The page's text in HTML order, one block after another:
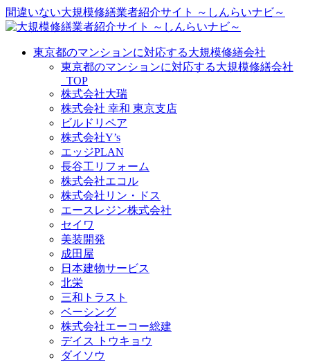
間違いない大規模修繕業者紹介サイト ～しんらいナビ～
東京都のマンションに対応する大規模修繕会社
東京都のマンションに対応する大規模修繕会社
_TOP
株式会社大瑞
株式会社 幸和 東京支店
ビルドリペア
株式会社Y’s
エッジPLAN
長谷工リフォーム
株式会社エコル
株式会社リン・ドス
エースレジン株式会社
セイワ
美装開発
成田屋
日本建物サービス
北栄
三和トラスト
ベーシング
株式会社エーコー総建
デイス トウキョウ
ダイソウ